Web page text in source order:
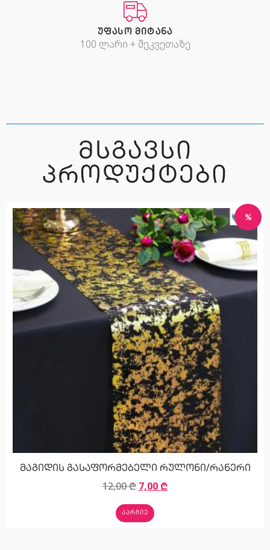
ᲣᲤᲐᲡᲝ ᲛᲘᲢᲐᲜᲐ
100 ლარი + შეკვეთაზე
ᲛᲡᲒᲐᲕᲡᲘ
ᲞᲠᲝᲓᲣᲥᲢᲔᲑᲘ
%
მაგიდის გასაფორმებელი რულონი/რანერი
12,00₾ 7,00 ₾
ᲐᲐᲠᲩᲘᲔ